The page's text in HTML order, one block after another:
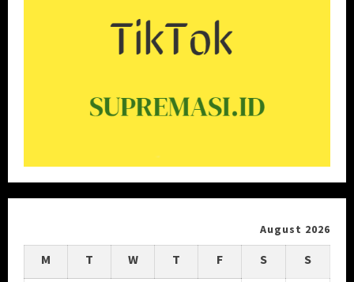
August 2026
M T W T F S S